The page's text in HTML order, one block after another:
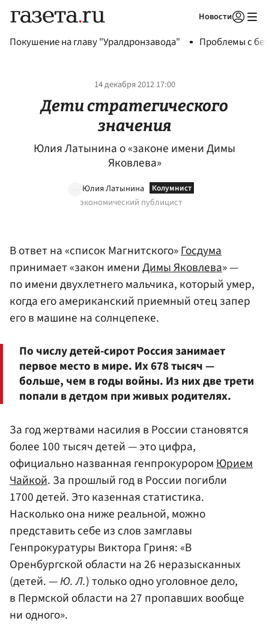
Новости
Покушение на главу "Уралдронзавода" Проблемы с
14 декабря 2012 17:00
Дети стратегического
значения
Юлия Латынина о «законе имени Димы
Яковлева»
Юлия Латынина
экономический публицист
В ответ на «список Магнитского»Госдума
принимает «закон имениДимы Яковлева» —
по имени двухлетнего мальчика, который умер,
когда его американский приемный отец запер
его в машине на солнцепеке.
По числу детей-сирот Россия занимает
первое место в мире. Их 678 тысяч —
больше, чем в годы войны. Из них две трети
попали в детдом при живых родителях.
За год жертвами насилия в России становятся
более 100 тысяч детей — это цифра,
официально названная генпрокуроромЮрием
Чайкой. За прошлый год в России погибли
1700 детей. Это казенная статистика.
Насколько она ниже реальной, можно
представить себе из слов замглавы
Генпрокуратуры Виктора Гриня: «В
Оренбургской области на 26 неразысканных
(детей. —Ю. Л.) только одно уголовное дело,
в Пермской области на 27 пропавших вообще
ни одного».